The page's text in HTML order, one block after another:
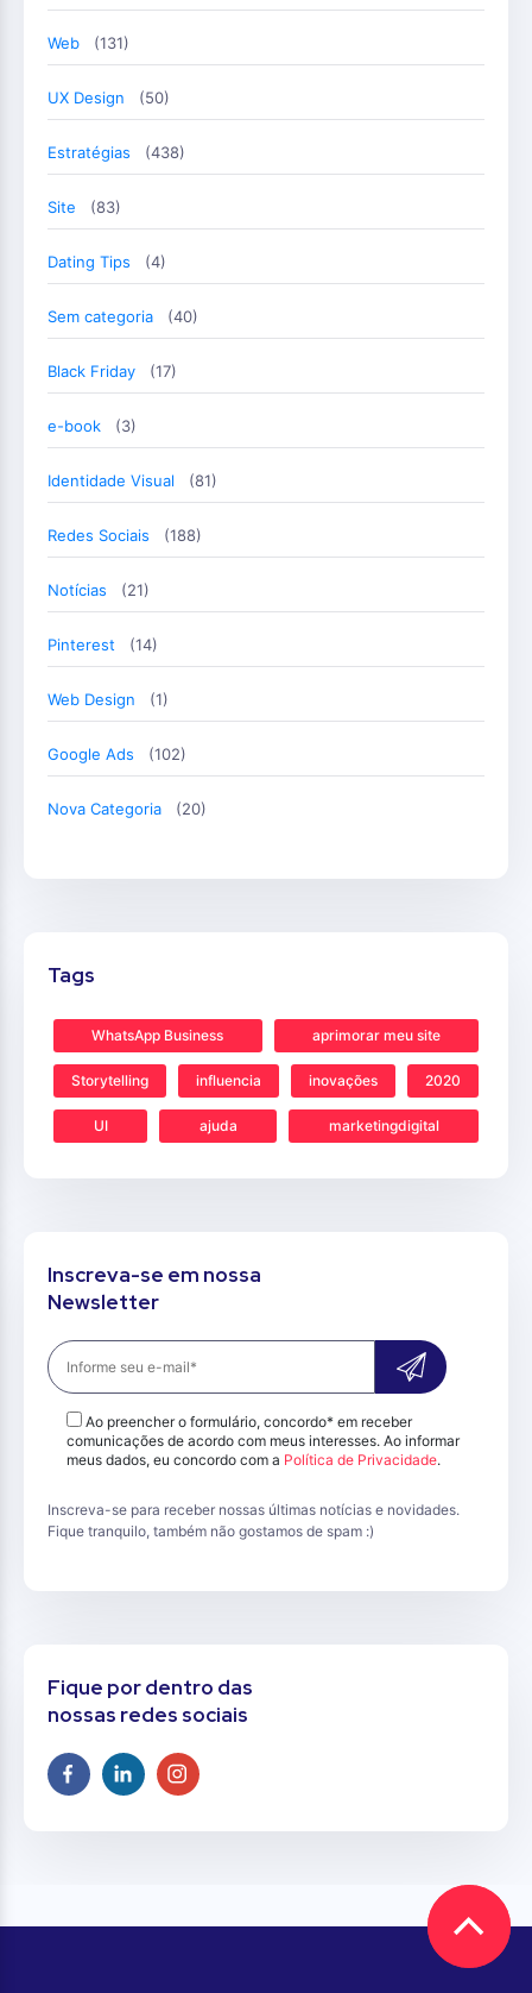
Web (131)
UX Design (50)
Estratégias (438)
Site (83)
Dating Tips (4)
Sem categoria (40)
Black Friday (17)
e-book (3)
Identidade Visual (81)
Redes Sociais (188)
Notícias (21)
Pinterest (14)
Web Design (1)
Google Ads (102)
Nova Categoria (20)
Tags
WhatsApp Business aprimorar meu site
Storytelling influencia inovações 2020
UI ajuda marketingdigital
Inscreva-se em nossa
Newsletter
Ao preencher o formulário, concordo* em receber
comunicações de acordo com meus interesses. Ao informar
meus dados, eu concordo com a Política de Privacidade.
Inscreva-se para receber nossas últimas notícias e novidades.
Fique tranquilo, também não gostamos de spam :)
Fique por dentro das
nossas redes sociais